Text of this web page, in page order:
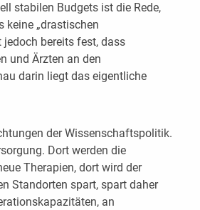
stabilen Budgets ist die Rede,
keine „drastischen
jedoch bereits fest, dass
und Ärzten an den
darin liegt das eigentliche
der Wissenschaftspolitik.
Dort werden die
Therapien, dort wird der
Standorten spart, spart daher
an